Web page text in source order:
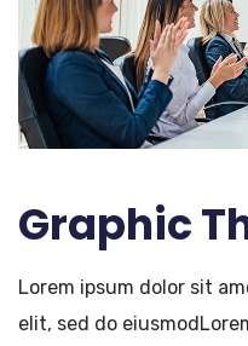
Graphic
Lorem ipsum dolor sit
elit, sed do